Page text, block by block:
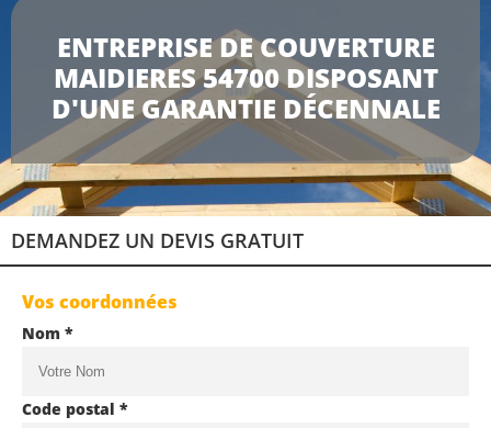
ENTREPRISE DE COUVERTURE
MAIDIERES 54700 DISPOSANT
D'UNE GARANTIE DÉCENNALE
DEMANDEZ UN DEVIS GRATUIT
Vos coordonnées
Nom *
Code postal *